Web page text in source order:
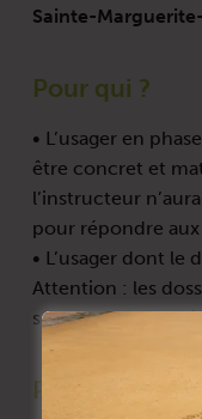
Sainte-
Pour qui ?
• L’usager en
être concret et
l’instructeur
pour répondre
• L’usager dont le
Attention : les
sont pas
Pour quoi ?